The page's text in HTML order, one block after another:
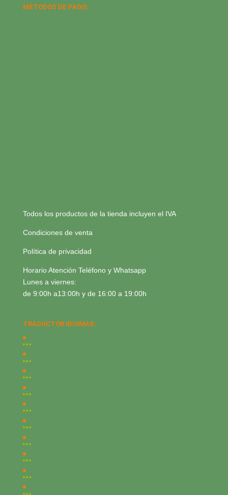
MÉTODOS DE PAGO:
Todos los productos de la tienda incluyen el IVA
Condiciones de venta
Política de privacidad
Horario Atención Teléfono y Whatsapp
Lunes a viernes:
de 9:00h a13:00h y de 16:00 a 19:00h
TRADUCTOR IDIOMAS: